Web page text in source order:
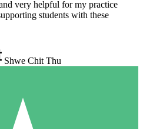
very helpful for my practice
students with these
Shwe Chit Thu